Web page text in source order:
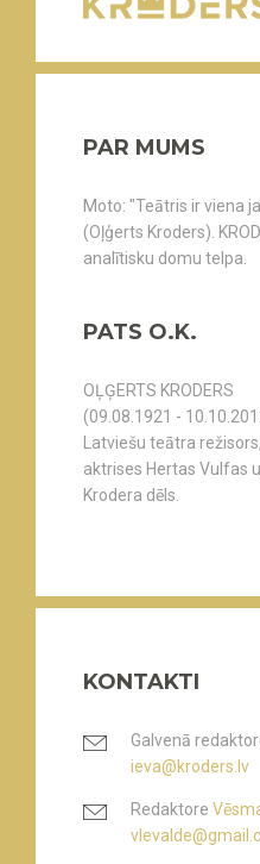
PAR MUMS
Moto: "Teātris ir viena
(Oļģerts Kroders).
analītisku domu telpa.
PATS O.K.
OĻĢERTS KRODERS
(09.08.1921 -
Latviešu teātra
aktrises Hertas Vulfas
Krodera dēls.
KONTAKTI
Galvenā
ieva@kroders.lv
Redaktore